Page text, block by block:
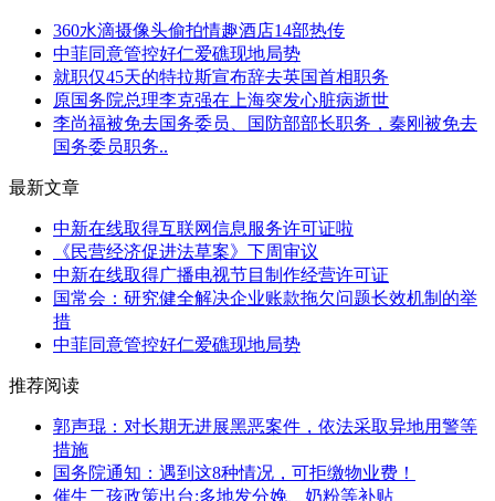
360水滴摄像头偷拍情趣酒店14部热传
中菲同意管控好仁爱礁现地局势
就职仅45天的特拉斯宣布辞去英国首相职务
原国务院总理李克强在上海突发心脏病逝世
李尚福被免去国务委员、国防部部长职务，秦刚被免去
国务委员职务..
最新文章
中新在线取得互联网信息服务许可证啦
《民营经济促进法草案》下周审议
中新在线取得广播电视节目制作经营许可证
国常会：研究健全解决企业账款拖欠问题长效机制的举
措
中菲同意管控好仁爱礁现地局势
推荐阅读
郭声琨：对长期无进展黑恶案件，依法采取异地用警等
措施
国务院通知：遇到这8种情况，可拒缴物业费！
催生二孩政策出台:多地发分娩、奶粉等补贴